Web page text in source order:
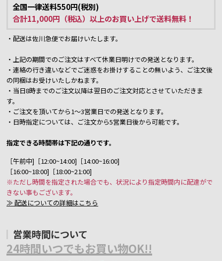
全国一律送料550円(税別)
合計11,000円（税込）以上のお買い上げで送料無料！
・配送は佐川急便でお届けいたします。
・上記の期間でのご注文はすべて休業日明けでの発送となります。
・連絡の行き違いなどでご迷惑をお掛けすることの無いよう、ご注文後
の同梱はお受けいたしかねます。
・当日8時までのご注文以降は翌日のご注文対応とさせていただきま
す。
・ご注文を頂いてから1～3営業日での発送となります。
・日時指定については、ご注文から5営業日後から可能です。
指定できる時間帯は下記の通りです。
［午前中]［12:00~14:00]［14:00~16:00]
［16:00~18:00]［18:00~21:00]
※ただし時間を指定された場合でも、状況により指定時間内に配達がで
きない事もございます。
≫ 配送についての詳細はこちら
営業時間について
24時間いつでもお買い物OK!!